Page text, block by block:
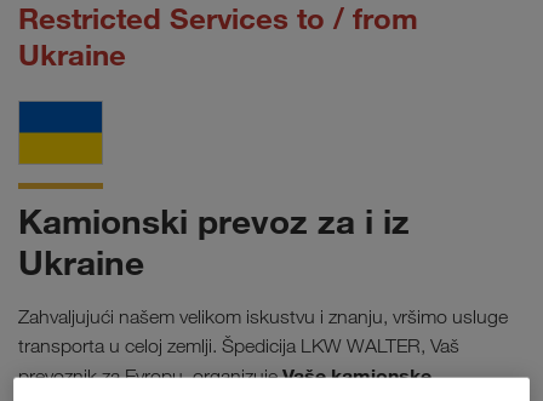
Restricted Services to / from
Ukraine
Kamionski prevoz za i iz
Ukraine
Zahvaljujući našem velikom iskustvu i znanju, vršimo usluge
transporta u celoj zemlji. Špedicija LKW WALTER, Vaš
prevoznik za Evropu, organizujeVaše kamionske